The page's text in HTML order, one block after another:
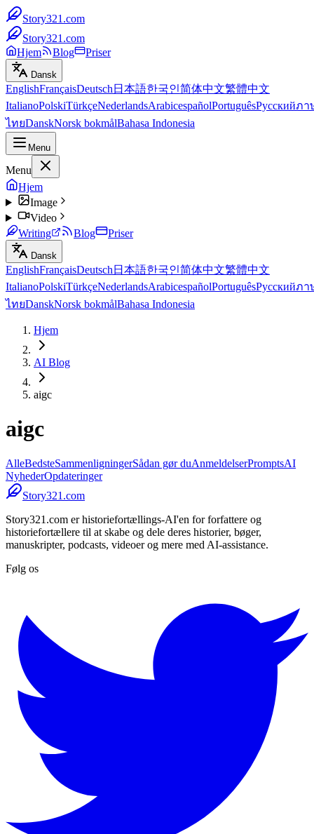
Story321.com
Story321.com
Hjem
Blog Priser
Dansk
EnglishFrançaisDeutsch 日本語한국인简体中文繁體中文
ItalianoPolskiTürkçeNederlandsArabicespañolPortuguêsРусскийภา
ไทยDanskNorsk bokmålBahasa Indonesia
Menu
Menu
Hjem
Image
Video
Writing
Blog Priser
Dansk
EnglishFrançaisDeutsch 日本語한국인简体中文繁體中文
ItalianoPolskiTürkçeNederlandsArabicespañolPortuguêsРусскийภา
ไทยDanskNorsk bokmålBahasa Indonesia
Hjem
AI Blog
aigc
aigc
AlleBedsteSammenligningerSådan gør duAnmeldelserPromptsAI
NyhederOpdateringer
Story321.com
Story321.com er historiefortællings-AI'en for forfattere og
historiefortællere til at skabe og dele deres historier, bøger,
manuskripter, podcasts, videoer og mere med AI-assistance.
Følg os